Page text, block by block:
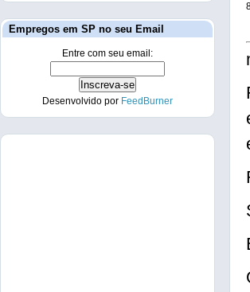
Empregos em SP no seu Email
Entre com seu email:
Desenvolvido por FeedBurner